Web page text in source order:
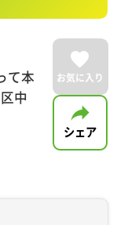
て本
中
お気に入り
シェア